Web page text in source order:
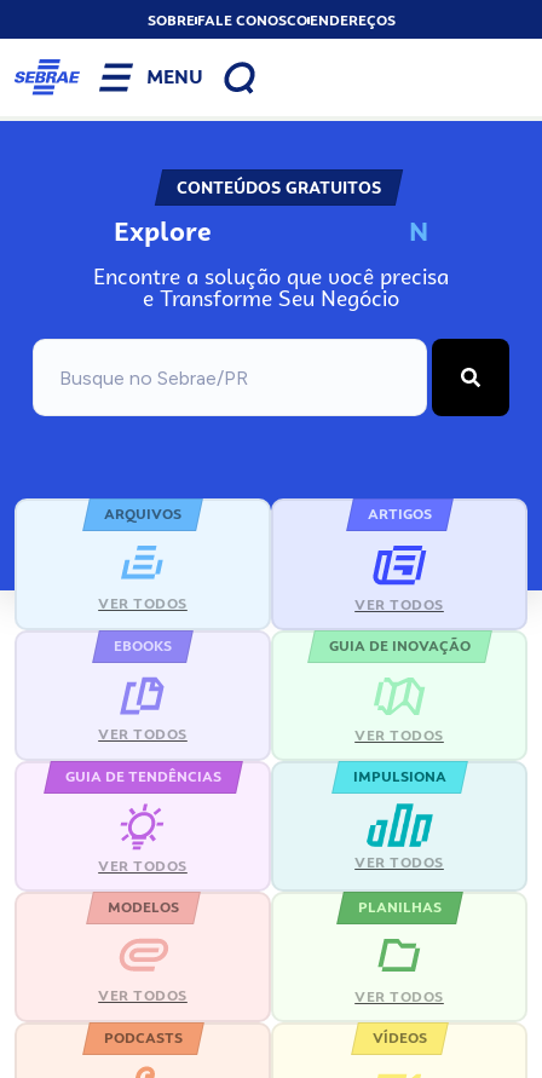
SOBREFALE CONOSCOENDEREÇOS
MENU
CONTEÚDOS GRATUITOS
Explore No
Encontre a solução que você precisa
e Transforme Seu Negócio
ARQUIVOS
VER TODOS
ARTIGOS
VER TODOS
EBOOKS
VER TODOS
GUIA DE INOVAÇÃO
VER TODOS
GUIA DE TENDÊNCIAS
VER TODOS
IMPULSIONA
VER TODOS
MODELOS
VER TODOS
PLANILHAS
VER TODOS
PODCASTS VÍDEOS